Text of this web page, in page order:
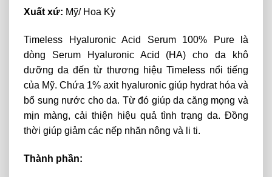
Xuất xứ: Mỹ/ Hoa Kỳ
Timeless Hyaluronic Acid Serum 100% Pure là
dòng Serum Hyaluronic Acid (HA) cho da khô
dưỡng da đến từ thương hiệu Timeless nổi tiếng
của Mỹ. Chứa 1% axit hyaluronic giúp hydrat hóa và
bổ sung nước cho da. Từ đó giúp da căng mọng và
mịn màng, cải thiện hiệu quả tình trạng da. Đồng
thời giúp giảm các nếp nhăn nông và li ti.
Thành phần: